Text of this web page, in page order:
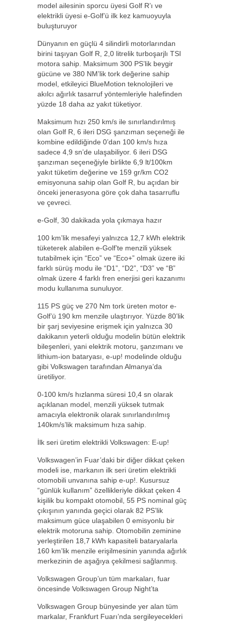
model ailesinin sporcu üyesi Golf R’ı ve
elektrikli üyesi e-Golf’ü ilk kez kamuoyuyla
buluşturuyor
Dünyanın en güçlü 4 silindirli motorlarından
birini taşıyan Golf R, 2,0 litrelik turboşarjlı TSI
motora sahip. Maksimum 300 PS’lik beygir
gücüne ve 380 NM’lik tork değerine sahip
model, etkileyici BlueMotion teknolojileri ve
akılcı ağırlık tasarruf yöntemleriyle halefinden
yüzde 18 daha az yakıt tüketiyor.
Maksimum hızı 250 km/s ile sınırlandırılmış
olan Golf R, 6 ileri DSG şanzıman seçeneği ile
kombine edildiğinde 0’dan 100 km/s hıza
sadece 4,9 sn’de ulaşabiliyor. 6 ileri DSG
şanzıman seçeneğiyle birlikte 6,9 lt/100km
yakıt tüketim değerine ve 159 gr/km CO2
emisyonuna sahip olan Golf R, bu açıdan bir
önceki jenerasyona göre çok daha tasarruflu
ve çevreci.
e-Golf, 30 dakikada yola çıkmaya hazır
100 km’lik mesafeyi yalnızca 12,7 kWh elektrik
tüketerek alabilen e-Golf’te menzili yüksek
tutabilmek için “Eco” ve “Eco+” olmak üzere iki
farklı sürüş modu ile “D1”, “D2”, “D3” ve “B”
olmak üzere 4 farklı fren enerjisi geri kazanımı
modu kullanıma sunuluyor.
115 PS güç ve 270 Nm tork üreten motor e-
Golf’ü 190 km menzile ulaştırıyor. Yüzde 80’lik
bir şarj seviyesine erişmek için yalnızca 30
dakikanın yeterli olduğu modelin bütün elektrik
bileşenleri, yani elektrik motoru, şanzımanı ve
lithium-ion bataryası, e-up! modelinde olduğu
gibi Volkswagen tarafından Almanya’da
üretiliyor.
0-100 km/s hızlanma süresi 10,4 sn olarak
açıklanan model, menzili yüksek tutmak
amacıyla elektronik olarak sınırlandırılmış
140km/s’lik maksimum hıza sahip.
İlk seri üretim elektrikli Volkswagen: E-up!
Volkswagen’in Fuar’daki bir diğer dikkat çeken
modeli ise, markanın ilk seri üretim elektrikli
otomobili unvanına sahip e-up!. Kusursuz
“günlük kullanım” özellikleriyle dikkat çeken 4
kişilik bu kompakt otomobil, 55 PS nominal güç
çıkışının yanında geçici olarak 82 PS’lik
maksimum güce ulaşabilen 0 emisyonlu bir
elektrik motoruna sahip. Otomobilin zeminine
yerleştirilen 18,7 kWh kapasiteli bataryalarla
160 km’lik menzile erişilmesinin yanında ağırlık
merkezinin de aşağıya çekilmesi sağlanmış.
Volkswagen Group’un tüm markaları, fuar
öncesinde Volkswagen Group Night’ta
Volkswagen Group bünyesinde yer alan tüm
markalar, Frankfurt Fuarı’nda sergileyecekleri